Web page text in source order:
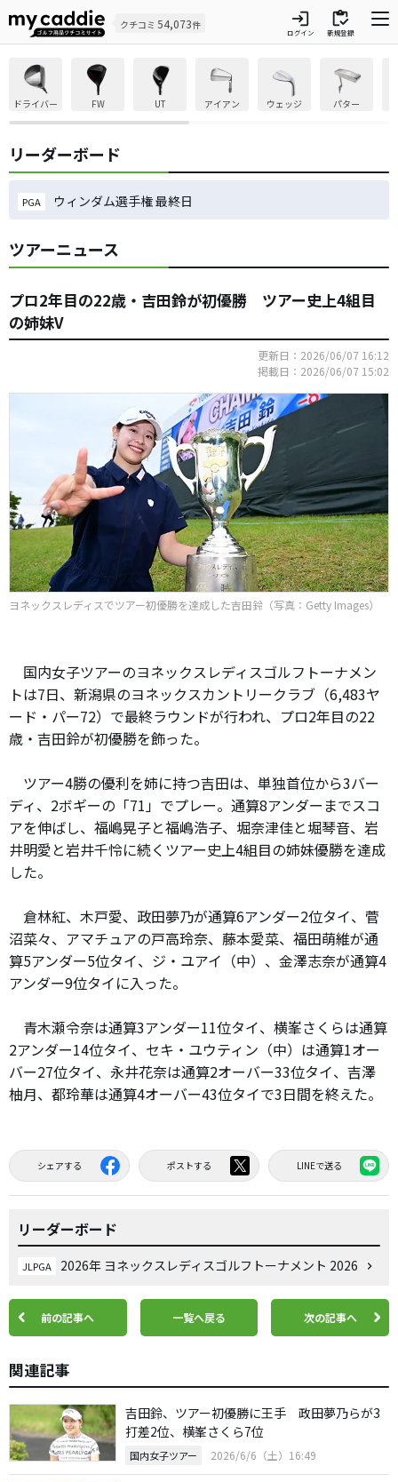
クチコミ 54,073件 login
ログイン
inventory
新規登録
ドライバー FW UT アイアン ウェッジ パター
リーダーボード
PGA ウィンダム選手権 最終日
ツアーニュース
プロ2年目の22歳・吉田鈴が初優勝 ツアー史上4組目
の姉妹V
更新日：2026/06/07 16:12
掲載日：2026/06/07 15:02
ヨネックスレディスでツアー初優勝を達成した吉田鈴（写真：Getty Images）
国内女子ツアーのヨネックスレディスゴルフトーナメン
トは7日、新潟県のヨネックスカントリークラブ（6,483ヤ
ード・パー72）で最終ラウンドが行われ、プロ2年目の22
歳・吉田鈴が初優勝を飾った。
ツアー4勝の優利を姉に持つ吉田は、単独首位から3バー
ディ、2ボギーの「71」でプレー。通算8アンダーまでスコ
アを伸ばし、福嶋晃子と福嶋浩子、堀奈津佳と堀琴音、岩
井明愛と岩井千怜に続くツアー史上4組目の姉妹優勝を達成
した。
倉林紅、木戸愛、政田夢乃が通算6アンダー2位タイ、菅
沼菜々、アマチュアの戸高玲奈、藤本愛菜、福田萌維が通
算5アンダー5位タイ、ジ・ユアイ（中）、金澤志奈が通算4
アンダー9位タイに入った。
青木瀬令奈は通算3アンダー11位タイ、横峯さくらは通算
2アンダー14位タイ、セキ・ユウティン（中）は通算1オー
バー27位タイ、永井花奈は通算2オーバー33位タイ、吉澤
柚月、都玲華は通算4オーバー43位タイで3日間を終えた。
シェアする ポストする LINEで送る
リーダーボード
JLPGA 2026年 ヨネックスレディスゴルフトーナメント 2026
前の記事へ 一覧へ戻る 次の記事へ
関連記事
吉田鈴、ツアー初優勝に王手 政田夢乃らが3
打差2位、横峯さくら7位
国内女子ツアー 2026/6/6（土）16:49